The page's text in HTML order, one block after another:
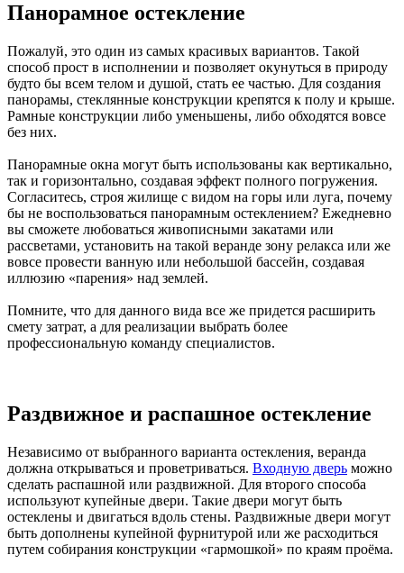
Панорамное остекление
Пожалуй, это один из самых красивых вариантов. Такой
способ прост в исполнении и позволяет окунуться в природу
будто бы всем телом и душой, стать ее частью. Для создания
панорамы, стеклянные конструкции крепятся к полу и крыше.
Рамные конструкции либо уменьшены, либо обходятся вовсе
без них.
Панорамные окна могут быть использованы как вертикально,
так и горизонтально, создавая эффект полного погружения.
Согласитесь, строя жилище с видом на горы или луга, почему
бы не воспользоваться панорамным остеклением? Ежедневно
вы сможете любоваться живописными закатами или
рассветами, установить на такой веранде зону релакса или же
вовсе провести ванную или небольшой бассейн, создавая
иллюзию «парения» над землей.
Помните, что для данного вида все же придется расширить
смету затрат, а для реализации выбрать более
профессиональную команду специалистов.
Раздвижное и распашное остекление
Независимо от выбранного варианта остекления, веранда
должна открываться и проветриваться. Входную дверь можно
сделать распашной или раздвижной. Для второго способа
используют купейные двери. Такие двери могут быть
остеклены и двигаться вдоль стены. Раздвижные двери могут
быть дополнены купейной фурнитурой или же расходиться
путем собирания конструкции «гармошкой» по краям проёма.